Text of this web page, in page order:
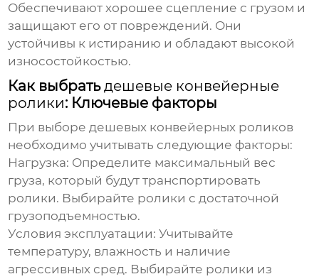
Обеспечивают хорошее сцепление с грузом и
защищают его от повреждений. Они
устойчивы к истиранию и обладают высокой
износостойкостью.
Как выбратьдешевые конвейерные
ролики: Ключевые факторы
При выборедешевых конвейерных роликов
необходимо учитывать следующие факторы:
Нагрузка: Определите максимальный вес
груза, который будут транспортировать
ролики. Выбирайте ролики с достаточной
грузоподъемностью.
Условия эксплуатации: Учитывайте
температуру, влажность и наличие
агрессивных сред. Выбирайте ролики из